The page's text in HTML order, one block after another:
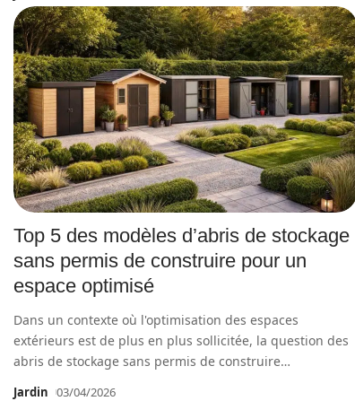
Top 5 des modèles d’abris de stockage
sans permis de construire pour un
espace optimisé
Dans un contexte où l'optimisation des espaces
extérieurs est de plus en plus sollicitée, la question des
abris de stockage sans permis de construire…
Jardin 03/04/2026